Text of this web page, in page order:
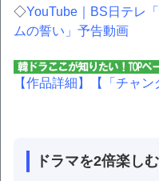
◇YouTube｜BS日テレ
ムの誓い」予告動画
【作品詳細】 【「チャ
ドラマを2倍楽し